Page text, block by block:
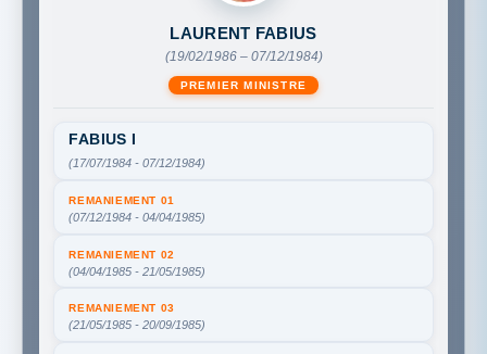
LAURENT FABIUS
(19/02/1986 – 07/12/1984)
PREMIER MINISTRE
FABIUS I
(17/07/1984 - 07/12/1984)
REMANIEMENT 01
(07/12/1984 - 04/04/1985)
REMANIEMENT 02
(04/04/1985 - 21/05/1985)
REMANIEMENT 03
(21/05/1985 - 20/09/1985)